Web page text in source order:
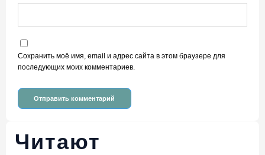
Сохранить моё имя, email и адрес сайта в этом браузере для
последующих моих комментариев.
Читают